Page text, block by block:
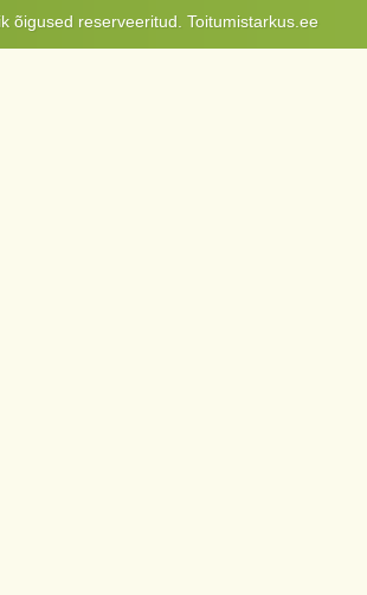
õigused reserveeritud. Toitumistarkus.ee